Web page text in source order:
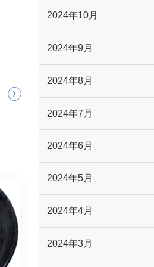
2024年10月
2024年9月
2024年8月
2024年7月
2024年6月
2024年5月
2024年4月
2024年3月